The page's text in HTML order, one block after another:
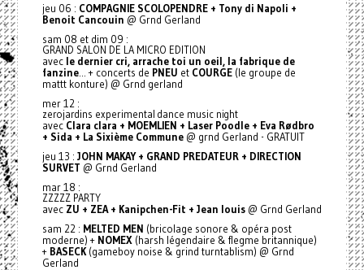
jeu 06 : COMPAGNIE SCOLOPENDRE + Tony di Napoli +
Benoit Cancouin @ Grnd Gerland
sam 08 et dim 09 :
GRAND SALON DE LA MICRO EDITION
avec le dernier cri, arrache toi un oeil, la fabrique de
fanzine... + concerts de PNEU et COURGE(le groupe de
mattt konture) @ Grnd gerland
mer 12 :
zerojardins experimental dance music night
avecClara clara + MOEMLIEN + Laser Poodle + Eva Rødbro
+ Sida + La Sixième Commune@ grnd Gerland - GRATUIT
jeu 13 : JOHN MAKAY + GRAND PREDATEUR + DIRECTION
SURVET @ Grnd Gerland
mar 18 :
ZZZZZ PARTY
avec ZU + ZEA + Kanipchen-Fit + Jean louis@ Grnd Gerland
sam 22 : MELTED MEN (bricolage sonore & opéra post
moderne) + NOMEX (harsh légendaire & flegme britannique)
+ BASECK(gameboy noise & grind turntablism) @ Grnd
Gerland